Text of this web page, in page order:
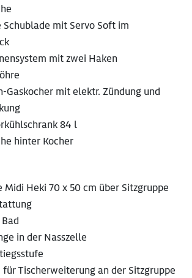
Schublade mit Servo Soft im
mit zwei Haken
Gaskocher mit elektr. Zündung und
84 l
hinter Kocher
Midi Heki 70 x 50 cm über Sitzgruppe
in der Nasszelle
Tischerweiterung an der Sitzgruppe